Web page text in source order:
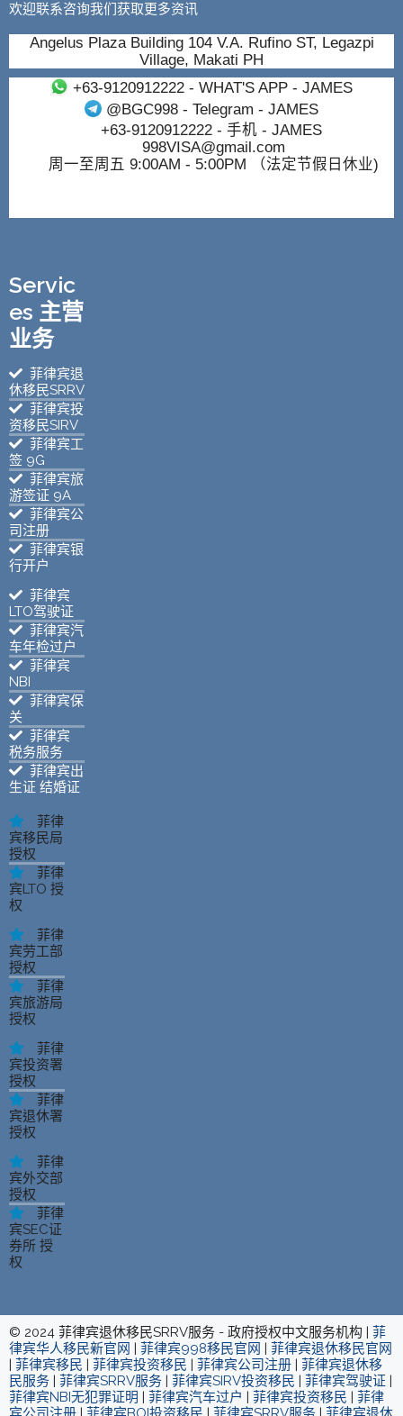
欢迎联系咨询我们获取更多资讯
Angelus Plaza Building 104 V.A. Rufino ST, Legazpi
Village, Makati PH
+63-9120912222- WHAT'S APP - JAMES
@BGC998 - Telegram - JAMES
+63-9120912222- 手机 - JAMES
998VISA@gmail.com
周一至周五 9:00AM - 5:00PM （法定节假日休业)
Servic
es 主营
业务
菲律宾退
休移民SRRV
菲律宾投
资移民SIRV
菲律宾工
签 9G
菲律宾旅
游签证 9A
菲律宾公
司注册
菲律宾银
行开户
菲律宾
LTO驾驶证
菲律宾汽
车年检过户
菲律宾
NBI
菲律宾保
关
菲律宾
税务服务
菲律宾出
生证 结婚证
菲律
宾移民局
授权
菲律
宾LTO 授
权
菲律
宾劳工部
授权
菲律
宾旅游局
授权
菲律
宾投资署
授权
菲律
宾退休署
授权
菲律
宾外交部
授权
菲律
宾SEC证
券所 授
权
© 2024 菲律宾退休移民SRRV服务 - 政府授权中文服务机构 | 菲
律宾华人移民新官网 | 菲律宾998移民官网 | 菲律宾退休移民官网
| 菲律宾移民 | 菲律宾投资移民 | 菲律宾公司注册 | 菲律宾退休移
民服务 | 菲律宾SRRV服务 | 菲律宾SIRV投资移民 | 菲律宾驾驶证 |
菲律宾NBI无犯罪证明 | 菲律宾汽车过户 | 菲律宾投资移民 | 菲律